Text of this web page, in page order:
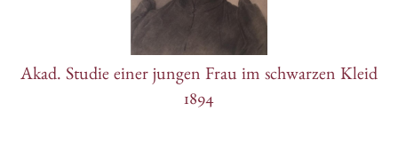
Akad. Studie einer jungen Frau im schwarzen Kleid
1894